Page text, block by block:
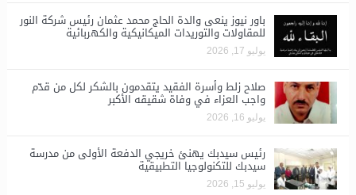
باور نيوز ينعى والدة الحاج محمد عثمان رئيس شركة النور
للمقاولات والتوريدات الميكانيكية والكهربائية
يوليو 17, 2026
صلاح زلط وأسرة الفقيد يتقدمون بالشكر لكل من قدّم
واجب العزاء في وفاة شقيقه الأكبر
يوليو 16, 2026
رئيس سيدبك يهنئ خريجي الدفعة الأولى من مدرسة
سيدبك للتكنولوجيا التطبيقية
يوليو 15, 2026